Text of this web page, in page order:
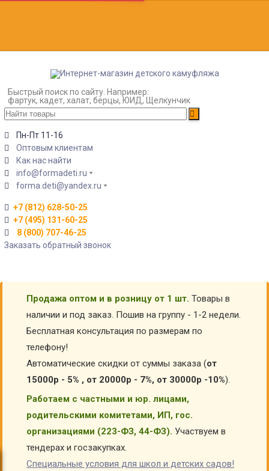
Быстрый поиск по сайту. Например:
фартук, кадет, халат, берцы, ЮИД, Щелкунчик
Пн-Пт 11-16
Оптовым клиентам
Как нас найти
info@formadeti.ru
forma.deti@yandex.ru
+7 (812) 628-50-25
+7 (495) 131-60-25
8 (800) 707-46-25
Заказать обратный звонок
Продажа оптом и в розницу от 1 шт. Товары в
наличии и под заказ. Пошив на группу - 1-2 недели.
Бесплатная консультация по размерам по
телефону!
Автоматические скидки от суммы заказа (от
15000р - 5% , от 20000р - 7%, от 30000р -10%).
Работаем с частными и юр. лицами,
родительскими комитетами, ИП, гос.
организациями (223-ФЗ, 44-ФЗ). Участвуем в
тендерах и госзакупках.
Специальные условия для школ и детских садов!